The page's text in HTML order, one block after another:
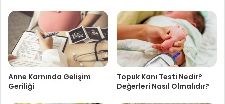
Anne Karnında Gelişim
Geriliği
Topuk Kanı Testi Nedir?
Değerleri Nasıl Olmalıdır?